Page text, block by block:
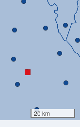
20 km